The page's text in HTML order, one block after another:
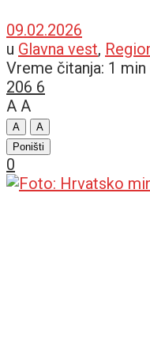
09.02.2026
u Glavna vest,
Vreme čitanja: 1 min
206 6
A A
A
A
Poništi
0